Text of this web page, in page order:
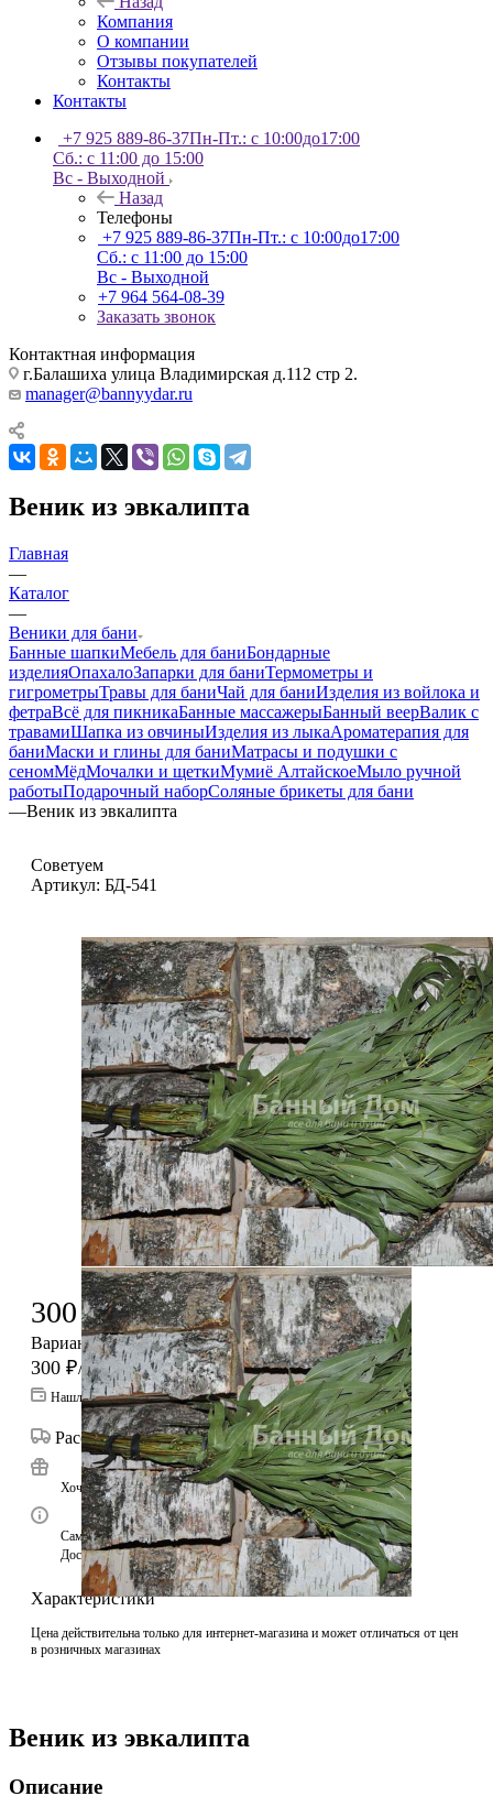
Компания
О компании
Отзывы покупателей
Контакты
Контакты
+7 925 889-86-37Пн-Пт.: с 10:00до17:00
Сб.: с 11:00 до 15:00
Вс - Выходной
Назад
Телефоны
+7 925 889-86-37Пн-Пт.: с 10:00до17:00
Сб.: с 11:00 до 15:00
Вс - Выходной
+7 964 564-08-39
Заказать звонок
Контактная информация
г.Балашиха улица Владимирская д.112 стр 2.
manager@bannyydar.ru
Веник из эвкалипта
Главная
—
Каталог
—
Веники для бани
Банные шапкиМебель для баниБондарные
изделияОпахалоЗапарки для баниТермометры и
гигрометрыТравы для баниЧай для баниИзделия из войлока и
фетраВсё для пикникаБанные массажерыБанный веерВалик с
травамиШапка из овчиныИзделия из лыкаАроматерапия для
баниМаски и глины для баниМатрасы и подушки с
сеномМёдМочалки и щеткиМумиё АлтайскоеМыло ручной
работыПодарочный наборСоляные брикеты для бани
—Веник из эвкалипта
Советуем
Артикул: БД-541
300₽/шт
Варианты цен
300 ₽/шт
Нашли дешевле?
Рассчитать доставку
Хочу в подарок
Самовывоз сегодня - бесплатно
Доставка завтра - 390 ₽
Характеристики
Цена действительна только для интернет-магазина и может отличаться от цен
в розничных магазинах
Веник из эвкалипта
Описание